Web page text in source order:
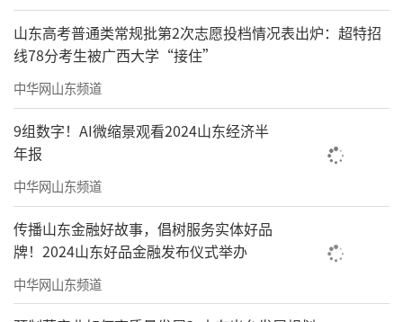
山东高考普通类常规批第2次志愿投档情况表出炉：超特招
线78分考生被广西大学“接住”
中华网山东频道
9组数字！AI微缩景观看2024山东经济半
年报
中华网山东频道
传播山东金融好故事，倡树服务实体好品
牌！2024山东好品金融发布仪式举办
中华网山东频道